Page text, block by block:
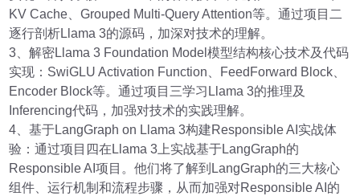
KV Cache、Grouped Multi-Query Attention等。通过项目二
逐行剖析Llama 3的源码，加深对技术的理解。
3、解密Llama 3 Foundation Model模型结构核心技术及代码
实现：SwiGLU Activation Function、FeedForward Block、
Encoder Block等。通过项目三学习Llama 3的推理及
Inferencing代码，加强对技术的实践理解。
4、基于LangGraph on Llama 3构建Responsible AI实战体
验：通过项目四在Llama 3上实战基于LangGraph的
Responsible AI项目。他们将了解到LangGraph的三大核心
组件、运行机制和流程步骤，从而加强对Responsible AI的